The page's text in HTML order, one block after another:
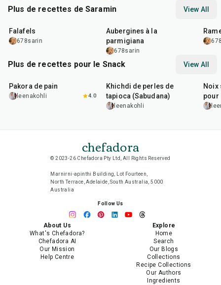
Plus de recettes de Saramin View All
Falafels
678sarin
Aubergines à la
parmigiana
678sarin
Plus de recettes pour le Snack View All
Pakora de pain
leenakohli 4.0
Khichdi de perles de
tapioca (Sabudana)
leenakohli
Noix
pour
chefadora
© 2023-26 Chefadora Pty Ltd, All Rights Reserved
Marnirni-apinthi Building, Lot Fourteen,
North Terrace, Adelaide, South Australia, 5000
Australia
Follow Us
About Us
What's Chefadora?
Chefadora AI
Our Mission
Help Centre
Explore
Home
Search
Our Blogs
Collections
Recipe Collections
Our Authors
Ingredients